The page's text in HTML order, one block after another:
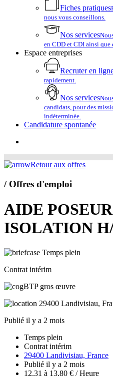
Fiches pratiques
nous vous conseillons.
Nos services
en CDD et CDI ainsi que
Espace entreprises
Recruter en
rapidement.
Nos services
candidats, pour des
indéterminée.
Candidature spontanée
Retour aux offres
/ Offres d'emploi
AIDE
ISOLATION
Temps plein
Contrat intérim
BTP gros œuvre
29400 Landivisiau,
Publié il y a 2 mois
Temps plein
Contrat intérim
29400 Landivisiau, France
Publié il y a 2 mois
12.31 à 13.80 € / Heure